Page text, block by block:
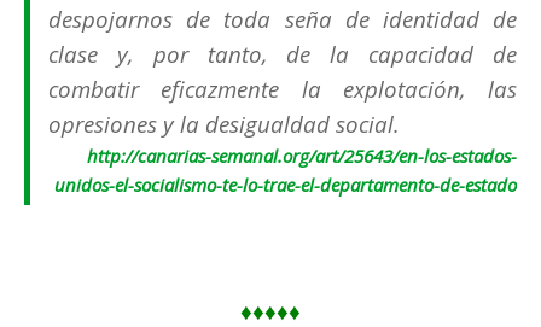
despojarnos de toda seña de identidad de
clase y, por tanto, de la capacidad de
combatir eficazmente la explotación, las
opresiones y la desigualdad social.
http://canarias-semanal.org/art/25643/en-los-estados-
unidos-el-socialismo-te-lo-trae-el-departamento-de-estado
♦♦♦♦♦